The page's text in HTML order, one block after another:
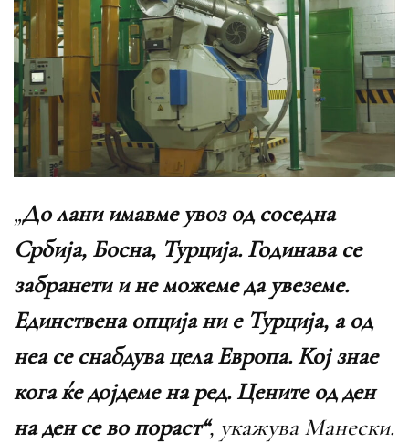
„До лани имавме увоз од соседна
Србија, Босна, Турција. Годинава се
забранети и не можеме да увеземе.
Единствена опција ни е Турција, а од
неа се снабдува цела Европа. Кој знае
кога ќе дојдеме на ред. Цените од ден
на ден се во пораст“, укажува Манески.